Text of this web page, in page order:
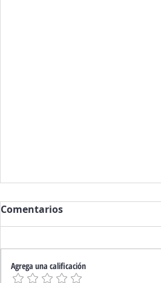
Comentarios
Agrega una calificación